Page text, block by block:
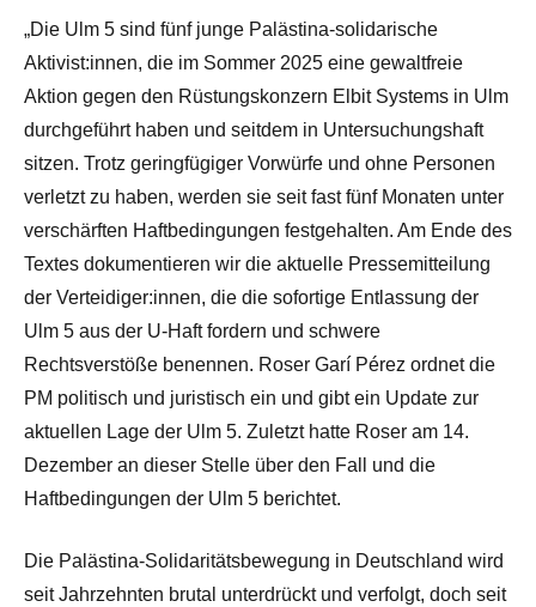
„Die Ulm 5 sind fünf junge Palästina-solidarische
Aktivist:innen, die im Sommer 2025 eine gewaltfreie
Aktion gegen den Rüstungskonzern Elbit Systems in Ulm
durchgeführt haben und seitdem in Untersuchungshaft
sitzen. Trotz geringfügiger Vorwürfe und ohne Personen
verletzt zu haben, werden sie seit fast fünf Monaten unter
verschärften Haftbedingungen festgehalten. Am Ende des
Textes dokumentieren wir die aktuelle Pressemitteilung
der Verteidiger:innen, die die sofortige Entlassung der
Ulm 5 aus der U-Haft fordern und schwere
Rechtsverstöße benennen. Roser Garí Pérez ordnet die
PM politisch und juristisch ein und gibt ein Update zur
aktuellen Lage der Ulm 5. Zuletzt hatte Roser am 14.
Dezember an dieser Stelle über den Fall und die
Haftbedingungen der Ulm 5 berichtet.
Die Palästina-Solidaritätsbewegung in Deutschland wird
seit Jahrzehnten brutal unterdrückt und verfolgt, doch seit